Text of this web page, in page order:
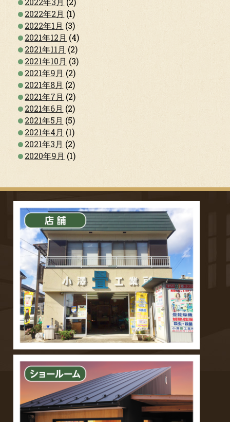
2022年2月 (1)
2022年1月 (3)
2021年12月 (4)
2021年11月 (2)
2021年10月 (3)
2021年9月 (2)
2021年8月 (2)
2021年7月 (2)
2021年6月 (2)
2021年5月 (5)
2021年4月 (1)
2021年3月 (2)
2020年9月 (1)